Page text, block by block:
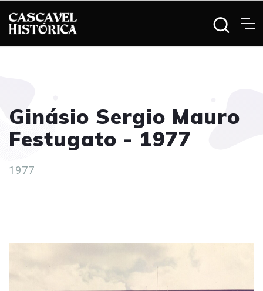
Ginásio Sergio Mauro
Festugato - 1977
1977